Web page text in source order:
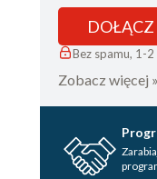
Bez spamu, 1-
Zobacz więcej »